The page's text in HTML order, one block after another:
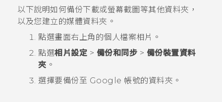
以下說明如何備份下載或螢幕截圖 等其他資料夾，
以及您建立的媒體資料夾。
點選畫面右上角的個人檔案相片。
點選相片設定 > 備份和同步 > 備份裝置資料
夾 。
選擇要備份至 Google 帳號的資料夾。